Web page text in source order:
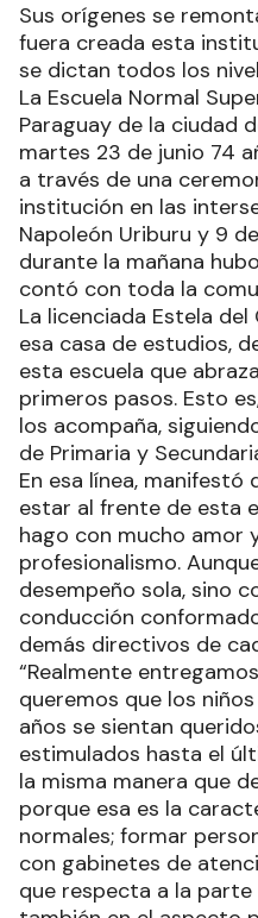
Sus orígenes se
fuera creada esta
se dictan todos los
La Escuela Normal
Paraguay de la ciudad
martes 23 de junio 74
a través de una
institución en las
Napoleón Uriburu y 9
durante la mañana
contó con toda la
La licenciada Estela
esa casa de estudios,
esta escuela que
primeros pasos. Esto
los acompaña,
de Primaria y
En esa línea, manifestó
estar al frente de esta
hago con mucho amor
profesionalismo.
desempeño sola, sino
conducción
demás directivos de
“Realmente
queremos que los
años se sientan
estimulados hasta el
la misma manera que
porque esa es la
normales; formar
con gabinetes de
que respecta a la